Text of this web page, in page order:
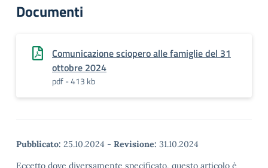
Documenti
Comunicazione sciopero alle famiglie del 31
ottobre 2024
pdf - 413 kb
Pubblicato: 25.10.2024 - Revisione: 31.10.2024
Eccetto dove diversamente specificato, questo articolo è